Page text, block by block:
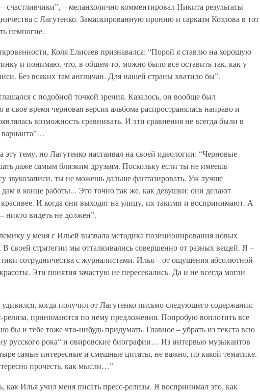
счастливчики”, – меланхолично комментировал Никита результаты
с Лагутенко. Замаскированную иронию и сарказм Козлова в тот
немногие.
Коля Елисеев признавался: “Порой я ставлю на хорошую
и понимаю, что, в общем-то, можно было все оставить так, как у
Без всяких там англичан. Для нашей страны хватило бы”.
с подобной точкой зрения. Казалось, он вообще был
в свое время черновая версия альбома распространялась направо и
возможность сравнивать. И эти сравнения не всегда были в
варианта”…
тему, но Лагутенко настаивал на своей идеологии: “Черновые
даже самым близким друзьям. Поскольку если ты не имеешь
звукозаписи, ты не можешь дальше фантазировать. Уж лучше
дам в конце работы... Это точно так же, как девушки: они делают
И когда они выходят на улицу, их такими и воспринимают. А
никто видеть не должен”.
у меня с Ильей вызвала методика позиционирования новых
В своей стратегии мы отталкивались совершенно от разных вещей. Я –
сотрудничества с журналистами. Илья – от ощущения абсолютной
Эти понятия зачастую не пересекались. Да и не всегда могли
когда получил от Лагутенко письмо следующего содержания:
релиза, принимаются по нему предложения. Попробую воплотить все
бы и тебе тоже что-нибудь придумать. Главное – убрать из текста всю
русского рока“ и овировские биографии… Из интервью музыкантов
самые интересные и смешные цитаты, не важно, по какой тематике.
прочесть, как мысли…”
как Илья учил меня писать пресс-релизы. Я воспринимал это, как